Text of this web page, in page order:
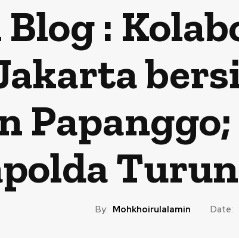
:
By: Mohkhoirulalamin Date: